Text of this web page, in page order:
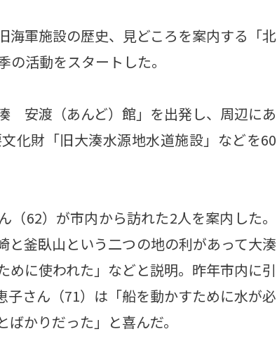
軍施設の歴史、見どころを案内する「北
活動をスタートした。
安渡（あんど）館」を出発し、周辺にあ
化財「旧大湊水源地水道施設」などを60
62）が市内から訪れた2人を案内した。
釜臥山という二つの地の利があって大湊
に使われた」などと説明。昨年市内に引
さん（71）は「船を動かすために水が必
かりだった」と喜んだ。